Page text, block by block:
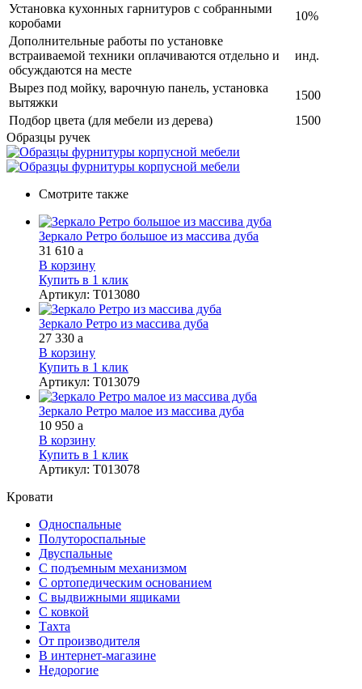
Установка кухонных гарнитуров с собранными
коробами
10%
Дополнительные работы по установке
встраиваемой техники оплачиваются отдельно и
обсуждаются на месте
инд.
Вырез под мойку, варочную панель, установка
вытяжки
1500
Подбор цвета (для мебели из дерева)
1500
Образцы ручек
Смотрите также
Зеркало Ретро большое из массива дуба
31 610 a
В корзину
Купить в 1 клик
Артикул: Т013080
Зеркало Ретро из массива дуба
27 330 a
В корзину
Купить в 1 клик
Артикул: Т013079
Зеркало Ретро малое из массива дуба
10 950 a
В корзину
Купить в 1 клик
Артикул: Т013078
Кровати
Односпальные
Полутороспальные
Двуспальные
С подъемным механизмом
С ортопедическим основанием
С выдвижными ящиками
С ковкой
Тахта
От производителя
В интернет-магазине
Недорогие